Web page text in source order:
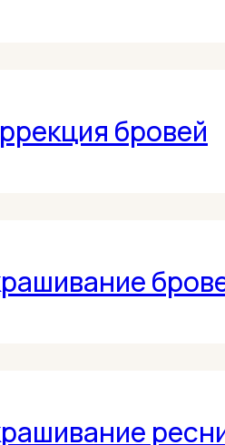
бровей